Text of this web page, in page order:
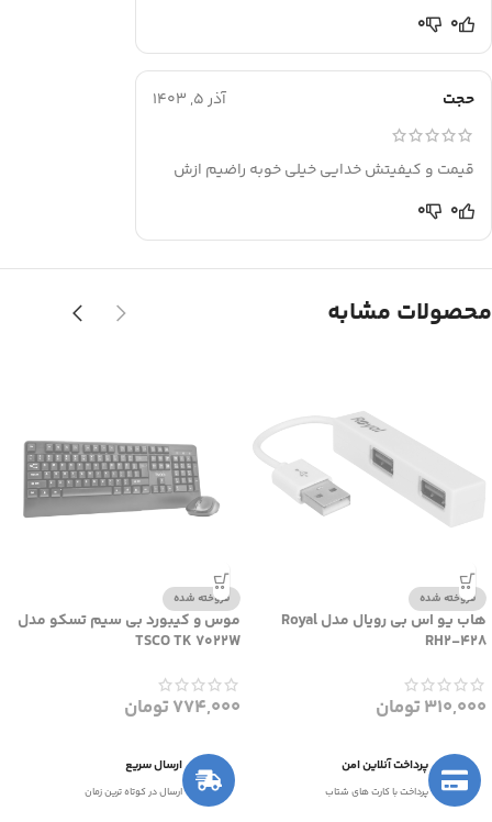
0
0
حجت آذر 5, 1403
قیمت و کیفیتش خدایی خیلی خوبه راضیم ازش
0
0
محصولات مشابه
فروخته شده
هاب یو اس بی رویال مدل Royal
RH2-428
310,000تومان
فروخته شده
موس و کیبورد بی سیم تسکو مدل
TSCO TK 7022W
774,000تومان
پرداخت آنلاین امن
پرداخت با کارت های شتاب
ارسال سریع
ارسال در کوتاه ترین زمان